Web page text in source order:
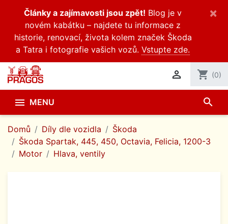
Články a zajímavosti jsou zpět! Blog je v
novém kabátku – najdete tu informace z
historie, renovací, života kolem značek Škoda
a Tatra i fotografie vašich vozů. Vstupte zde.
×
 shopping_cart (0)
 MENU search
Domů Díly dle vozidla
Škoda
Škoda Spartak, 445, 450, Octavia, Felicia, 1200-3
Motor
Hlava, ventily